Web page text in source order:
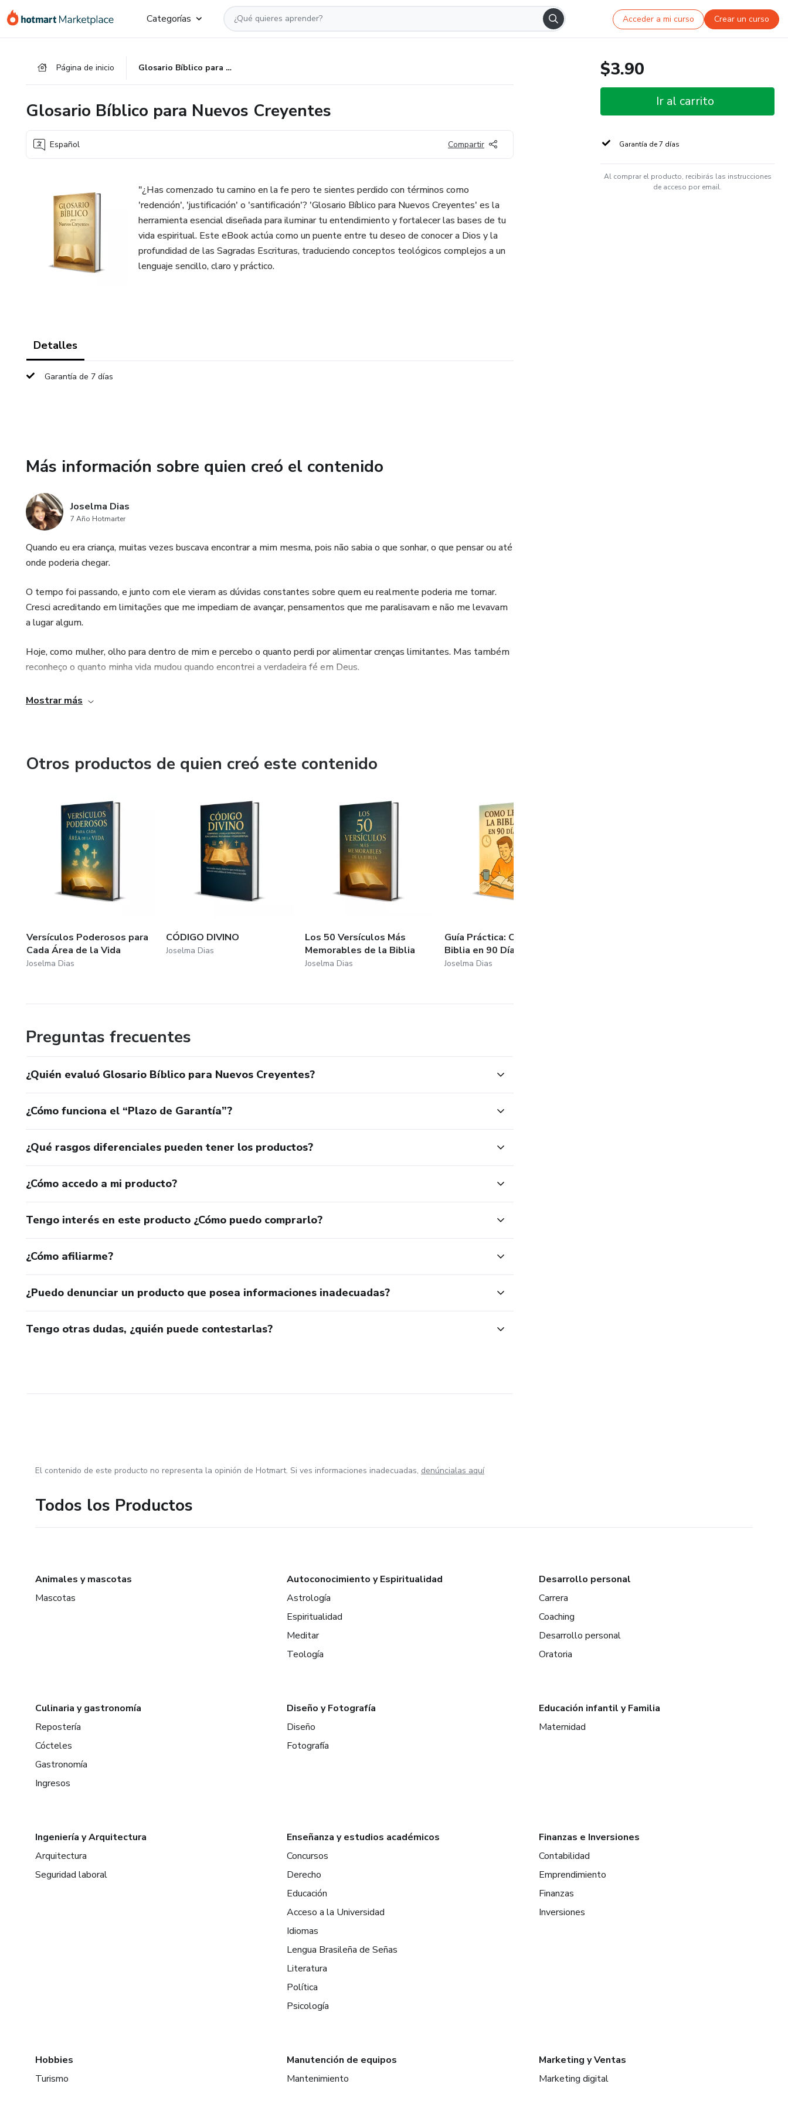
Categorías Acceder a mi curso Crear un curso
Página de inicio Glosario Bíblico para Nuevos Creyentes
Glosario Bíblico para Nuevos Creyentes
Español Compartir
"¿Has comenzado tu camino en la fe pero te sientes perdido con términos como
'redención', 'justificación' o 'santificación'? 'Glosario Bíblico para Nuevos Creyentes' es la
herramienta esencial diseñada para iluminar tu entendimiento y fortalecer las bases de tu
vida espiritual. Este eBook actúa como un puente entre tu deseo de conocer a Dios y la
profundidad de las Sagradas Escrituras, traduciendo conceptos teológicos complejos a un
lenguaje sencillo, claro y práctico.
Detalles
Garantía de 7 días
Más información sobre quien creó el contenido
Joselma Dias
7 Año Hotmarter
Quando eu era criança, muitas vezes buscava encontrar a mim mesma, pois não sabia o que sonhar, o que pensar ou até
onde poderia chegar.
O tempo foi passando, e junto com ele vieram as dúvidas constantes sobre quem eu realmente poderia me tornar.
Cresci acreditando em limitações que me impediam de avançar, pensamentos que me paralisavam e não me levavam
a lugar algum.
Hoje, como mulher, olho para dentro de mim e percebo o quanto perdi por alimentar crenças limitantes. Mas também
reconheço o quanto minha vida mudou quando encontrei a verdadeira fé em Deus.
Foi através dessa fé que entendi que o nosso Criador trabalha a nosso favor e nos capacita para viver muito além do
O sucesso não é apenas algo que se busca. O sucesso começa dentro de você, na forma como pensa, age e acredita
Mostrar más
Otros productos de quien creó este contenido
Versículos Poderosos para
Cada Área de la Vida
Joselma Dias
CÓDIGO DIVINO
Joselma Dias
Los 50 Versículos Más
Memorables de la Biblia
Joselma Dias
Guía Práctica: Cómo Leer la
Biblia en 90 Días
Joselma Dias
Preguntas frecuentes
¿Quién evaluó Glosario Bíblico para Nuevos Creyentes?
¿Cómo funciona el “Plazo de Garantía”?
¿Qué rasgos diferenciales pueden tener los productos?
¿Cómo accedo a mi producto?
Tengo interés en este producto ¿Cómo puedo comprarlo?
¿Cómo afiliarme?
¿Puedo denunciar un producto que posea informaciones inadecuadas?
Tengo otras dudas, ¿quién puede contestarlas?
$3.90
Ir al carrito
Garantía de 7 días
Al comprar el producto, recibirás las instrucciones
de acceso por email.
El contenido de este producto no representa la opinión de Hotmart. Si ves informaciones inadecuadas, denúncialas aquí
Todos los Productos
Animales y mascotas
Mascotas
Autoconocimiento y Espiritualidad
Astrología
Espiritualidad
Meditar
Teología
Desarrollo personal
Carrera
Coaching
Desarrollo personal
Oratoria
Culinaria y gastronomía
Repostería
Cócteles
Gastronomía
Ingresos
Diseño y Fotografía
Diseño
Fotografía
Educación infantil y Familia
Maternidad
Ingeniería y Arquitectura
Arquitectura
Seguridad laboral
Enseñanza y estudios académicos
Concursos
Derecho
Educación
Acceso a la Universidad
Idiomas
Lengua Brasileña de Señas
Literatura
Política
Psicología
Finanzas e Inversiones
Contabilidad
Emprendimiento
Finanzas
Inversiones
Hobbies
Turismo
Manutención de equipos
Mantenimiento
Marketing y Ventas
Marketing digital